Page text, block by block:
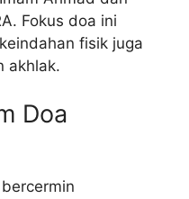
Fokus doa ini
fisik juga
akhlak.
Doa